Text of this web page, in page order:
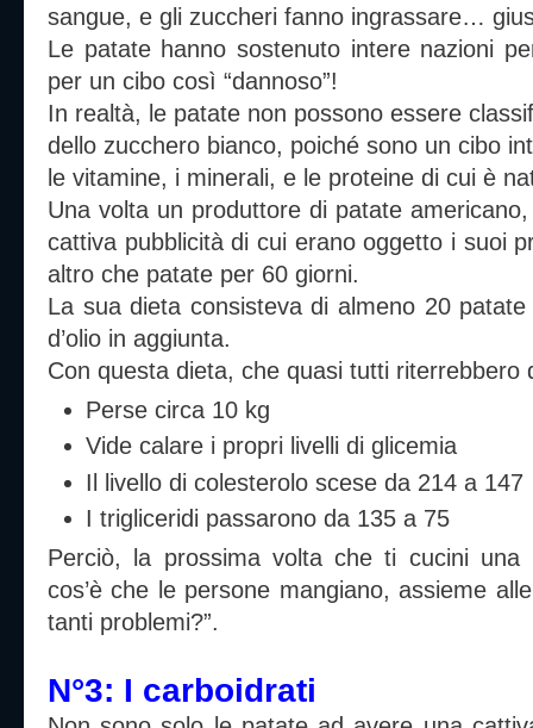
sangue, e gli zuccheri fanno ingrassare…
Le patate hanno sostenuto intere nazioni
per un cibo così “dannoso”!
In realtà, le patate non possono essere
dello zucchero bianco, poiché sono un cibo
le vitamine, i minerali, e le proteine di cui è
Una volta un produttore di patate
cattiva pubblicità di cui erano oggetto i suoi
altro che patate per 60 giorni.
La sua dieta consisteva di almeno 20
d’olio in aggiunta.
Con questa dieta, che quasi tutti riterrebbero
Perse circa 10 kg
Vide calare i propri livelli di glicemia
Il livello di colesterolo scese da 214 a 147
I trigliceridi passarono da 135 a 75
Perciò, la prossima volta che ti cucini una
cos’è che le persone mangiano, assieme
tanti problemi?”.
N°3: I carboidrati